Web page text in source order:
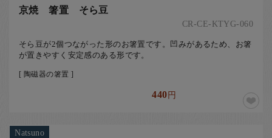
京焼 箸置 そら豆
CR-CE-KTYG-060
そら豆が2個つながった形のお箸置です。凹みがあるため、お箸
が置きやすく安定感のある形です。
[ 陶磁器の箸置 ]
440円
Natsuno